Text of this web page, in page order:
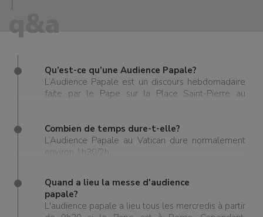
q&a
Qu’est-ce qu’une Audience Papale?
L’Audience Papale est un discours hebdomadaire
faite par le Pape sur la Place Saint-Pierre au
moment où le Pape s’adresse au public dans
diverses langues. Le discours du pape consiste en
lecture, enseignement, prières et chants différents
Combien de temps dure-t-elle?
L’Audience Papale au Vatican dure normalement
environ 1h30/2h.
Quand a lieu la messe d'audience
papale?
L'audience papale a lieu tous les mercredis à partir